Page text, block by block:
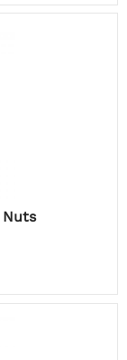
Nuts